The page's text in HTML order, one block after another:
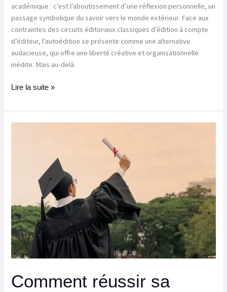
académique : c’est l’aboutissement d’une réflexion personnelle, un
passage symbolique du savoir vers le monde extérieur. Face aux
contraintes des circuits éditoriaux classiques d’édition à compte
d’éditeur, l’autoédition se présente comme une alternative
audacieuse, qui offre une liberté créative et organisationnelle
inédite. Mais au-delà
Lire la suite »
Comment réussir sa
professionnelle
spécialisé ?